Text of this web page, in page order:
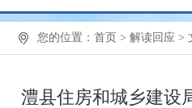
您的位置： 首页 > 解读回应 >
澧县住房和城乡建设